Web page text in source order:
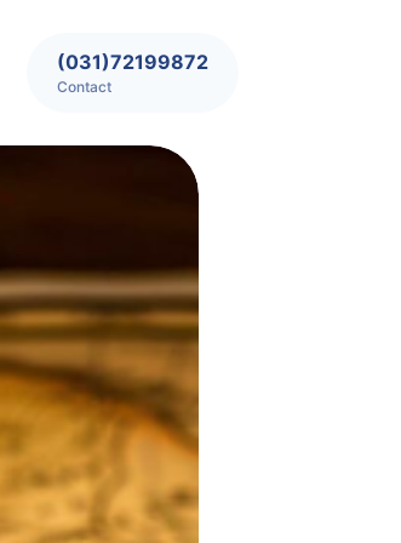
(031)72199872
Contact